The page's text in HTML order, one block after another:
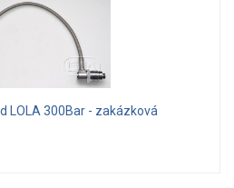
LOLA 300Bar - zakázková